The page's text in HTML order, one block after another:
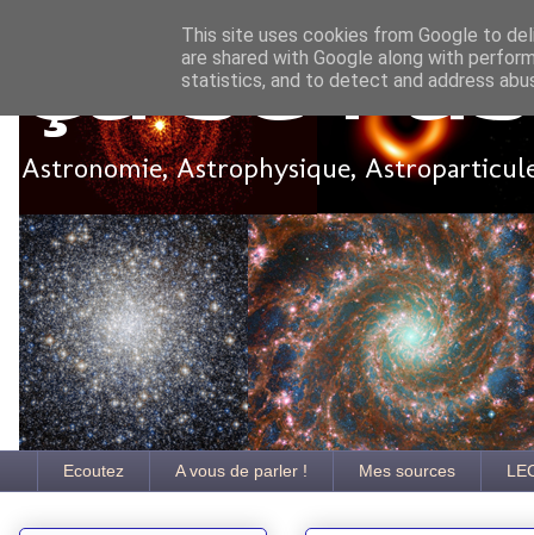
Ça se
Astronomie, Astrophysique,
Ecoutez A vous de parler ! Mes sources
This site uses cookies from Google to
are shared with Google along with
statistics, and to detect and address